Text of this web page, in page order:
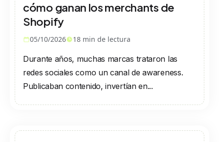
cómo ganan los merchants de
Shopify
05/10/2026 18 min de lectura
Durante años, muchas marcas trataron las
redes sociales como un canal de awareness.
Publicaban contenido, invertían en...